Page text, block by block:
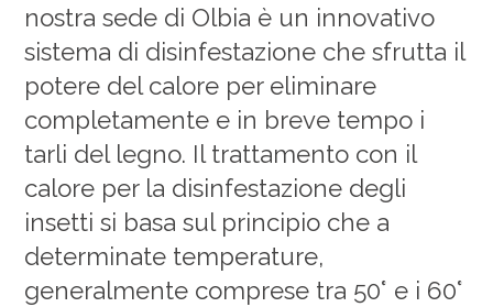
nostra sede di Olbia è un innovativo
sistema di disinfestazione che sfrutta il
potere del calore per eliminare
completamente e in breve tempo i
tarli del legno. Il trattamento con il
calore per la disinfestazione degli
insetti si basa sul principio che a
determinate temperature,
generalmente comprese tra 50° e i 60°